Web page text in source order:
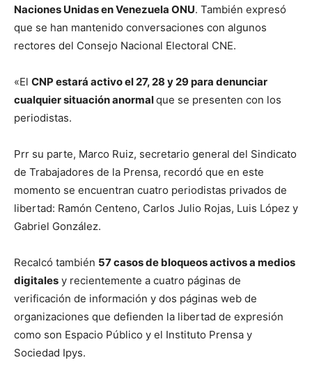
Naciones Unidas en Venezuela ONU. También expresó
que se han mantenido conversaciones con algunos
rectores del Consejo Nacional Electoral CNE.
«El CNP estará activo el 27, 28 y 29 para denunciar
cualquier situación anormalque se presenten con los
periodistas.
Prr su parte, Marco Ruiz, secretario general del Sindicato
de Trabajadores de la Prensa, recordó que en este
momento se encuentran cuatro periodistas privados de
libertad: Ramón Centeno, Carlos Julio Rojas, Luis López y
Gabriel González.
Recalcó también 57 casos de bloqueos activos a medios
digitales y recientemente a cuatro páginas de
verificación de información y dos páginas web de
organizaciones que defienden la libertad de expresión
como son Espacio Público y el Instituto Prensa y
Sociedad Ipys.